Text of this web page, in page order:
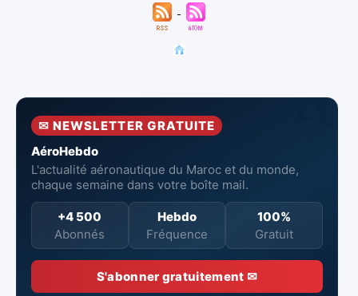
✉ NEWSLETTER GRATUITE
AéroHebdo
L'actualité aéronautique du Maroc et du monde,
chaque semaine dans votre boîte mail.
+4 500
Abonnés
Hebdo
Fréquence
100%
Gratuit
S'abonner gratuitement ✉